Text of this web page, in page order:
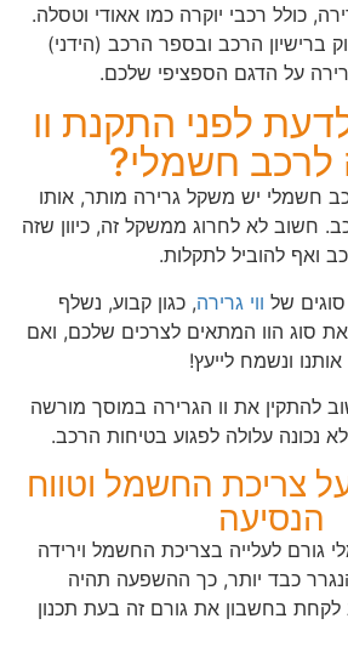
כולל רכבי יוקרה כמו אאודי וטסלה.
ברישיון הרכב ובספר הרכב (הידני)
על הדגם הספציפי שלכם.
לפני התקנת וו
לרכב חשמלי?
חשמלי יש משקל גרירה מותר, אותו
חשוב לא לחרוג ממשקל זה, כיוון שזה
ואף להוביל לתקלות.
של ווי גרירה, כגון קבוע, נשלף
סוג הוו המתאים לצרכים שלכם, ואם
ונשמח לייעץ!
להתקין את וו הגרירה במוסך מורשה
נכונה עלולה לפגוע בטיחות הרכב.
צריכת החשמל וטווח
הנסיעה
גורם לעלייה בצריכת החשמל וירידה
כבד יותר, כך ההשפעה תהיה
בחשבון את גורם זה בעת תכנון